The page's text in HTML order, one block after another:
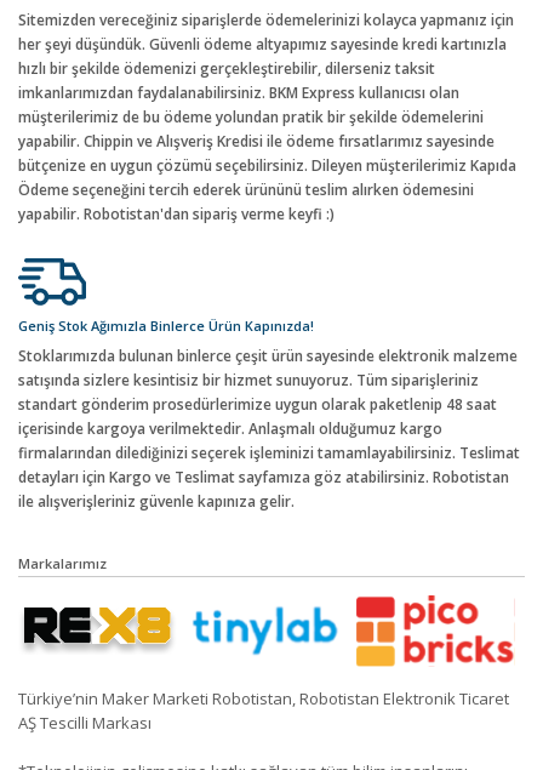
Sitemizden vereceğiniz siparişlerde ödemelerinizi kolayca yapmanız için
her şeyi düşündük. Güvenli ödeme altyapımız sayesinde kredi kartınızla
hızlı bir şekilde ödemenizi gerçekleştirebilir, dilerseniz taksit
imkanlarımızdan faydalanabilirsiniz. BKM Express kullanıcısı olan
müşterilerimiz de bu ödeme yolundan pratik bir şekilde ödemelerini
yapabilir. Chippin ve Alışveriş Kredisi ile ödeme fırsatlarımız sayesinde
bütçenize en uygun çözümü seçebilirsiniz. Dileyen müşterilerimiz Kapıda
Ödeme seçeneğini tercih ederek ürününü teslim alırken ödemesini
yapabilir. Robotistan'dan sipariş verme keyfi :)
Geniş Stok Ağımızla Binlerce Ürün Kapınızda!
Stoklarımızda bulunan binlerce çeşit ürün sayesinde elektronik malzeme
satışında sizlere kesintisiz bir hizmet sunuyoruz. Tüm siparişleriniz
standart gönderim prosedürlerimize uygun olarak paketlenip 48 saat
içerisinde kargoya verilmektedir. Anlaşmalı olduğumuz kargo
firmalarından dilediğinizi seçerek işleminizi tamamlayabilirsiniz. Teslimat
detayları için Kargo ve Teslimat sayfamıza göz atabilirsiniz. Robotistan
ile alışverişleriniz güvenle kapınıza gelir.
Markalarımız
Türkiye’nin Maker Marketi Robotistan, Robotistan Elektronik Ticaret
AŞ Tescilli Markası